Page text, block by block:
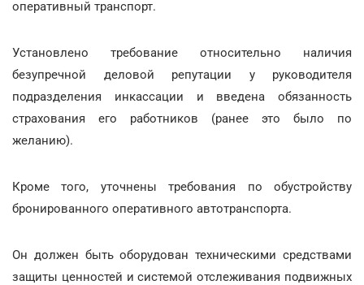
оперативный транспорт.
Установлено требование относительно наличия
безупречной деловой репутации у руководителя
подразделения инкассации и введена обязанность
страхования его работников (ранее это было по
желанию).
Кроме того, уточнены требования по обустройству
бронированного оперативного автотранспорта.
Он должен быть оборудован техническими средствами
защиты ценностей и системой отслеживания подвижных